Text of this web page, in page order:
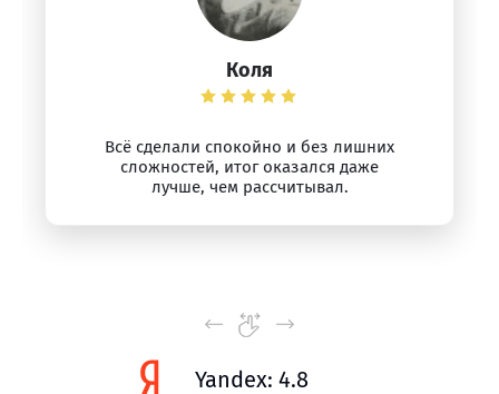
Коля
Всё сделали спокойно и без лишних
сложностей, итог оказался даже
лучше, чем рассчитывал.
Yandex: 4.8